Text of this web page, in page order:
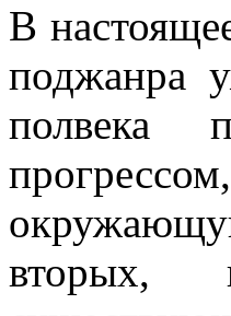
В
поджанра
полвека
вторых,